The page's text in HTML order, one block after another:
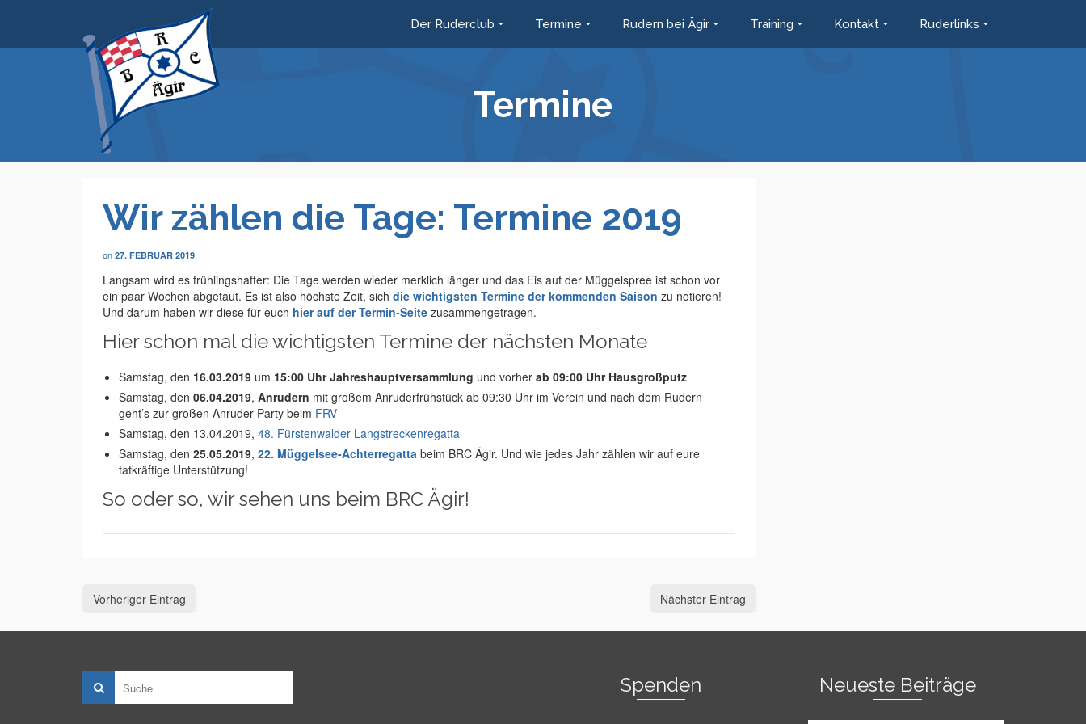
Der Ruderclub Termine Rudern bei Ägir Training Kontakt Ruderlinks
Termine
Wir zählen die Tage: Termine 2019
on 27. FEBRUAR 2019
Langsam wird es frühlingshafter: Die Tage werden wieder merklich länger und das Eis auf der Müggelspree ist schon vor
ein paar Wochen abgetaut. Es ist also höchste Zeit, sich die wichtigsten Termine der kommenden Saison zu notieren!
Und darum haben wir diese für euch hier auf der Termin-Seite zusammengetragen.
Hier schon mal die wichtigsten Termine der nächsten Monate
Samstag, den 16.03.2019 um 15:00 Uhr Jahreshauptversammlung und vorher ab 09:00 Uhr Hausgroßputz
Samstag, den 06.04.2019, Anrudern mit großem Anruderfrühstück ab 09:30 Uhr im Verein und nach dem Rudern
geht’s zur großen Anruder-Party beim FRV
Samstag, den 13.04.2019, 48. Fürstenwalder Langstreckenregatta
Samstag, den 25.05.2019, 22. Müggelsee-Achterregatta beim BRC Ägir. Und wie jedes Jahr zählen wir auf eure
tatkräftige Unterstützung!
So oder so, wir sehen uns beim BRC Ägir!
Vorheriger Eintrag Nächster Eintrag
Spenden Neueste Beiträge